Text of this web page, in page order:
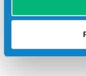
Recensioni